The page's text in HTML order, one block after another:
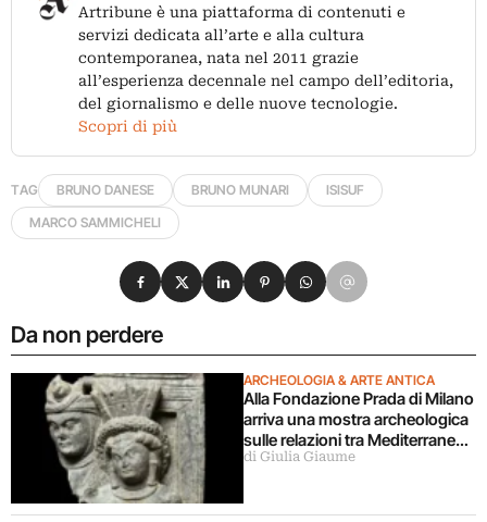
Artribune è una piattaforma di contenuti e
servizi dedicata all’arte e alla cultura
contemporanea, nata nel 2011 grazie
all’esperienza decennale nel campo dell’editoria,
del giornalismo e delle nuove tecnologie.
Scopri di più
TAG BRUNO DANESE BRUNO MUNARI
ISISUF
MARCO SAMMICHELI
Da non perdere
ARCHEOLOGIA & ARTE ANTICA
Alla Fondazione Prada di Milano
arriva una mostra archeologica
sulle relazioni tra Mediterraneo
e Asia
di Giulia Giaume
Condividi su Facebook
Condividi su X
Condividi su LinkedIn
Condividi su Pinterest
Condividi su WhatsApp
Condividi su Email